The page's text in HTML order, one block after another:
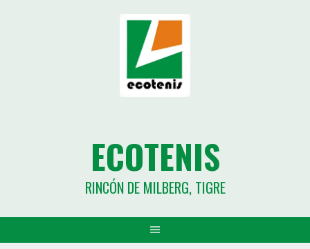
ECOTENIS
RINCÓN DE MILBERG, TIGRE